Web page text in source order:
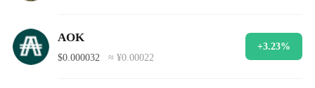
AOK
$0.000032 ≈ ¥0.00022
+3.23%